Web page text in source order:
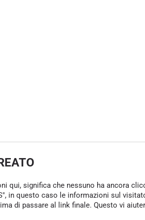
qui, significa che nessuno ha ancora
in questo caso le informazioni sul
di passare al link finale. Questo vi